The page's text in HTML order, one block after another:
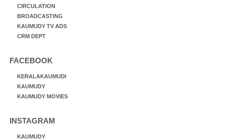
CIRCULATION
BROADCASTING
KAUMUDY TV ADS
CRM DEPT
FACEBOOK
KERALAKAUMUDI
KAUMUDY
KAUMUDY MOVIES
INSTAGRAM
KAUMUDY